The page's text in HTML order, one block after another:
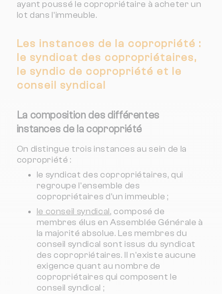
ayant poussé le copropriétaire à acheter un
lot dans l'immeuble.
Les instances de la copropriété :
le syndicat des copropriétaires,
le syndic de copropriété et le
conseil syndical
La composition des différentes
instances de la copropriété
On distingue trois instances au sein de la
copropriété :
le syndicat des copropriétaires, qui
regroupe l'ensemble des
copropriétaires d'un immeuble ;
le conseil syndical, composé de
membres élus en Assemblée Générale à
la majorité absolue. Les membres du
conseil syndical sont issus du syndicat
des copropriétaires. Il n'existe aucune
exigence quant au nombre de
copropriétaires qui composent le
conseil syndical ;